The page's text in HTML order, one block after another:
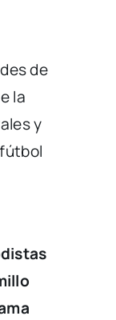
de
la
y